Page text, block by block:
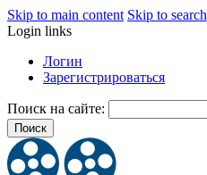
Skip to main content Skip to search
Login links
Логин
Зарегистрироваться
Поиск на сайте: